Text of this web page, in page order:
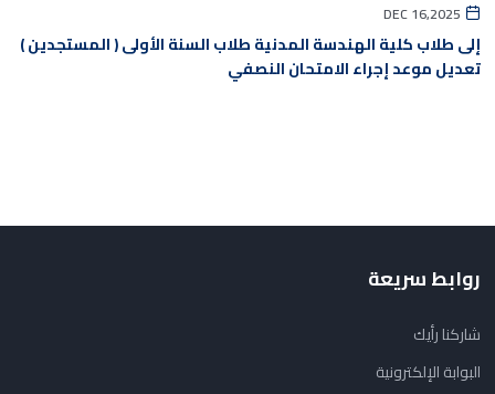
DEC 16,2025
إلى طلاب كلية الهندسة المدنية طلاب السنة الأولى ( المستجدين )
تعديل موعد إجراء الامتحان النصفي
روابط سريعة
شاركنا رأيك
البوابة الإلكترونية